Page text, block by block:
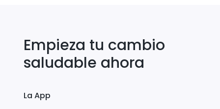
Empieza tu cambio
saludable ahora
La App